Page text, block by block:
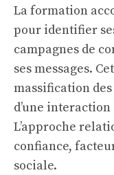
La formation
pour identifier
campagnes de
ses messages.
massification
d’une
L’approche
confiance,
sociale.